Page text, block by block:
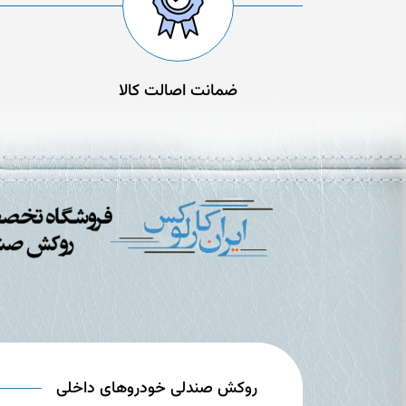
ضمانت اصالت کالا
روکش صندلی خودروهای داخلی